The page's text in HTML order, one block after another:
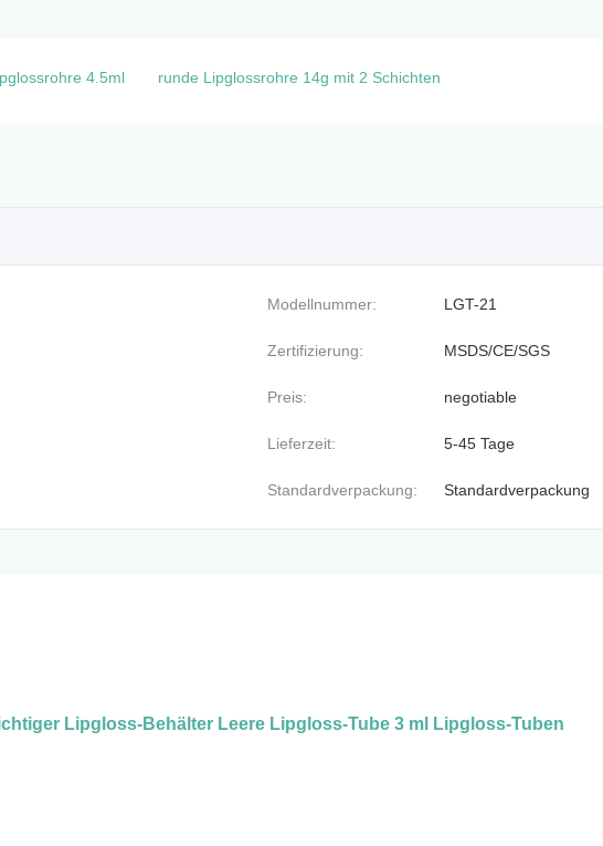
4.5ml runde Lipglossrohre 14g mit 2 Schichten
Modellnummer: LGT-21
Zertifizierung: MSDS/CE/SGS
Preis: negotiable
Lieferzeit: 5-45 Tage
Standardverpackung: Standardverpackung
Lipgloss-Behälter Leere Lipgloss-Tube 3 ml Lipgloss-Tuben